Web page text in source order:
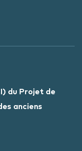
du Projet de
anciens